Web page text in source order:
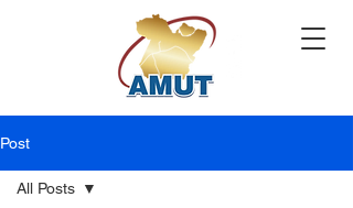
Post
All Posts